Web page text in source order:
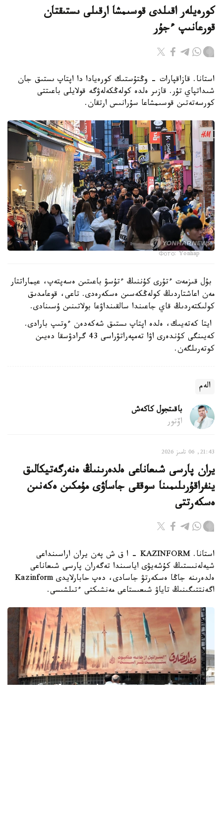
كورەيلەر اقىلدى قوسىمشا ارقىلى ىستىقتان
قورعانىپ ءجۇر
استانا. قازاقپارات - وڭتۇستىك كورەيادا دا اپتاپ ىستىق جان
شىداتپاي تۇر. قازىر ەلدە كولەڭكەلەۋگە قولايلى باعىتتى
كورسەتەتىن قوسىمشاعا سۇرانىس ارتقان.
Фото: Yonhap
بۇل قىزمەت ءتۇرى كۇننىڭ ءتۇسۋ باعىتىن ەسەپتەپ، عيماراتتار
مەن اعاشتاردىڭ كولەڭكەسىن ەسكەرەدى. تاعى، قوعامدىق
كولىكتەردىڭ قاي جاعىندا سالقىنداۋعا بولاتىنىن ۇسىنادى.
ايتا كەتەيىك، ەلدە اپتاپ ىستىق شەكەدەن ءوتىپ بارادى.
كەيىنگى كۇندەرى اۋا تەمپەراتۋراسى 43 گرادۋسقا دەيىن
كوتەرىلگەن.
الەم
باقىتجول كاكەش
اۆتور
21:43, 06 تامىز 2026
يران پارسى شىعاناعى ەلدەرىنىڭ ەنەرگەتيكالىق
ينفراقۇرىلىمىنا سوققى جاساۋى مۇمكىن ەكەنىن
ەسكەرتتى
استانا. KAZINFORM - ا ق ش پەن يران اراسىنداعى
شيەلەنىستىڭ كۇشەيۋى اياسىندا تەگەران پارسى شىعاناعى
ەلدەرىنە جاڭا ەسكەرتۋ جاسادى، دەپ حابارلايدى Kazinform
اگەنتتىگىنىڭ تاياۋ شىعىستاعى مەنشىكتى ءتىلشىسى.